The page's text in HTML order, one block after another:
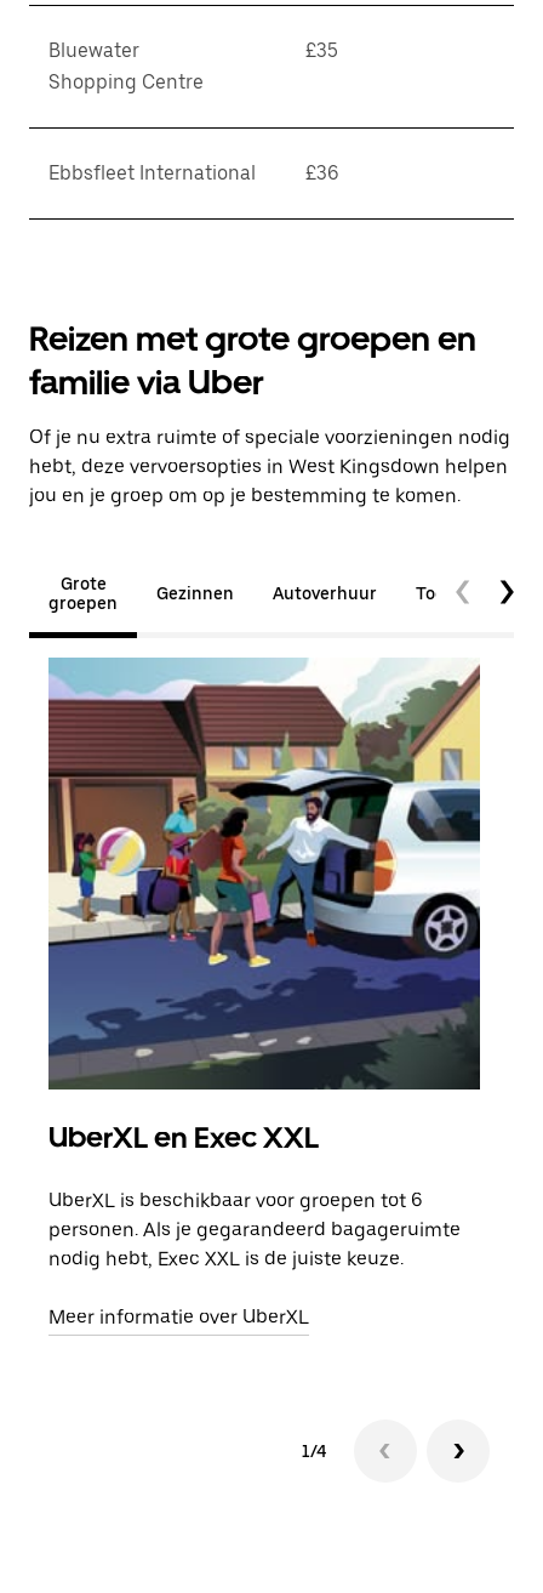
Bluewater
Shopping Centre
£35
Ebbsfleet International £36
Reizen met grote groepen en
familie via Uber
Of je nu extra ruimte of speciale voorzieningen nodig
hebt, deze vervoersopties in West Kingsdown helpen
jou en je groep om op je bestemming te komen.
Grote
groepen
Gezinnen Autoverhuur
UberXL en Exec XXL
UberXL is beschikbaar voor groepen tot 6
personen. Als je gegarandeerd bagageruimte
nodig hebt, Exec XXL is de juiste keuze.
Meer informatie over UberXL
1/4